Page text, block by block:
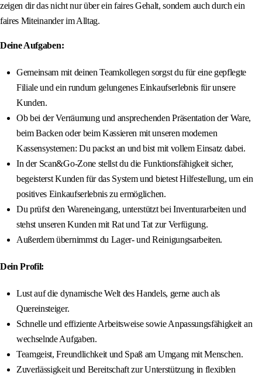
zeigen dir das nicht nur über ein faires Gehalt, sondern auch durch ein
faires Miteinander im Alltag.
Deine Aufgaben:
Gemeinsam mit deinen Teamkollegen sorgst du für eine gepflegte
Filiale und ein rundum gelungenes Einkaufserlebnis für unsere
Kunden.
Ob bei der Verräumung und ansprechenden Präsentation der Ware,
beim Backen oder beim Kassieren mit unseren modernen
Kassensystemen: Du packst an und bist mit vollem Einsatz dabei.
In der Scan&Go-Zone stellst du die Funktionsfähigkeit sicher,
begeisterst Kunden für das System und bietest Hilfestellung, um ein
positives Einkaufserlebnis zu ermöglichen.
Du prüfst den Wareneingang, unterstützt bei Inventurarbeiten und
stehst unseren Kunden mit Rat und Tat zur Verfügung.
Außerdem übernimmst du Lager- und Reinigungsarbeiten.
Dein Profil:
Lust auf die dynamische Welt des Handels, gerne auch als
Quereinsteiger.
Schnelle und effiziente Arbeitsweise sowie Anpassungsfähigkeit an
wechselnde Aufgaben.
Teamgeist, Freundlichkeit und Spaß am Umgang mit Menschen.
Zuverlässigkeit und Bereitschaft zur Unterstützung in flexiblen